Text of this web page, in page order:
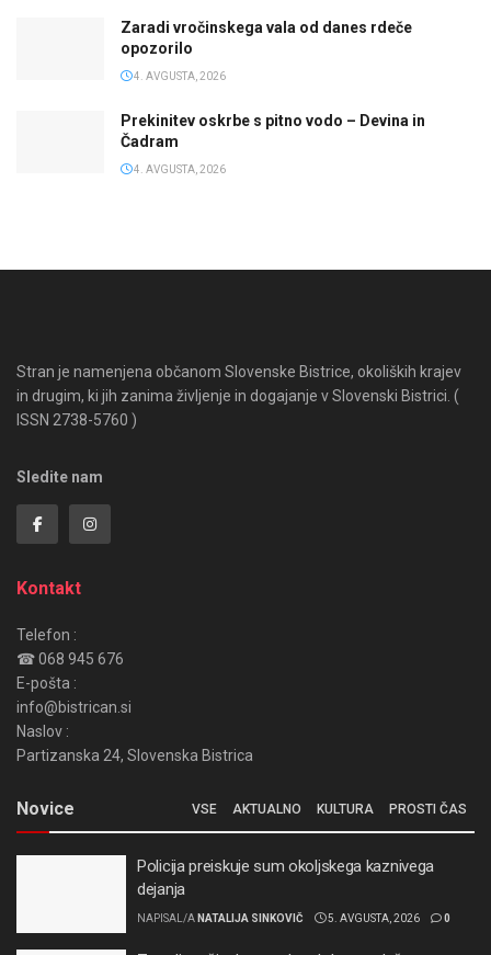
Zaradi vročinskega vala od danes rdeče
opozorilo
4. AVGUSTA, 2026
Prekinitev oskrbe s pitno vodo – Devina in
Čadram
4. AVGUSTA, 2026
Stran je namenjena občanom Slovenske Bistrice, okoliških krajev
in drugim, ki jih zanima življenje in dogajanje v Slovenski Bistrici. (
ISSN 2738-5760 )
Sledite nam
Kontakt
Telefon :
☎ 068 945 676
E-pošta :
info@bistrican.si
Naslov :
Partizanska 24, Slovenska Bistrica
Novice VSE AKTUALNO KULTURA PROSTI ČAS
Policija preiskuje sum okoljskega kaznivega
dejanja
NAPISAL/A NATALIJA SINKOVIČ 5. AVGUSTA, 2026 0